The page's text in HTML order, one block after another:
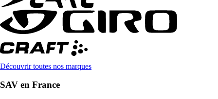
Découvrir toutes nos marques
SAV en France